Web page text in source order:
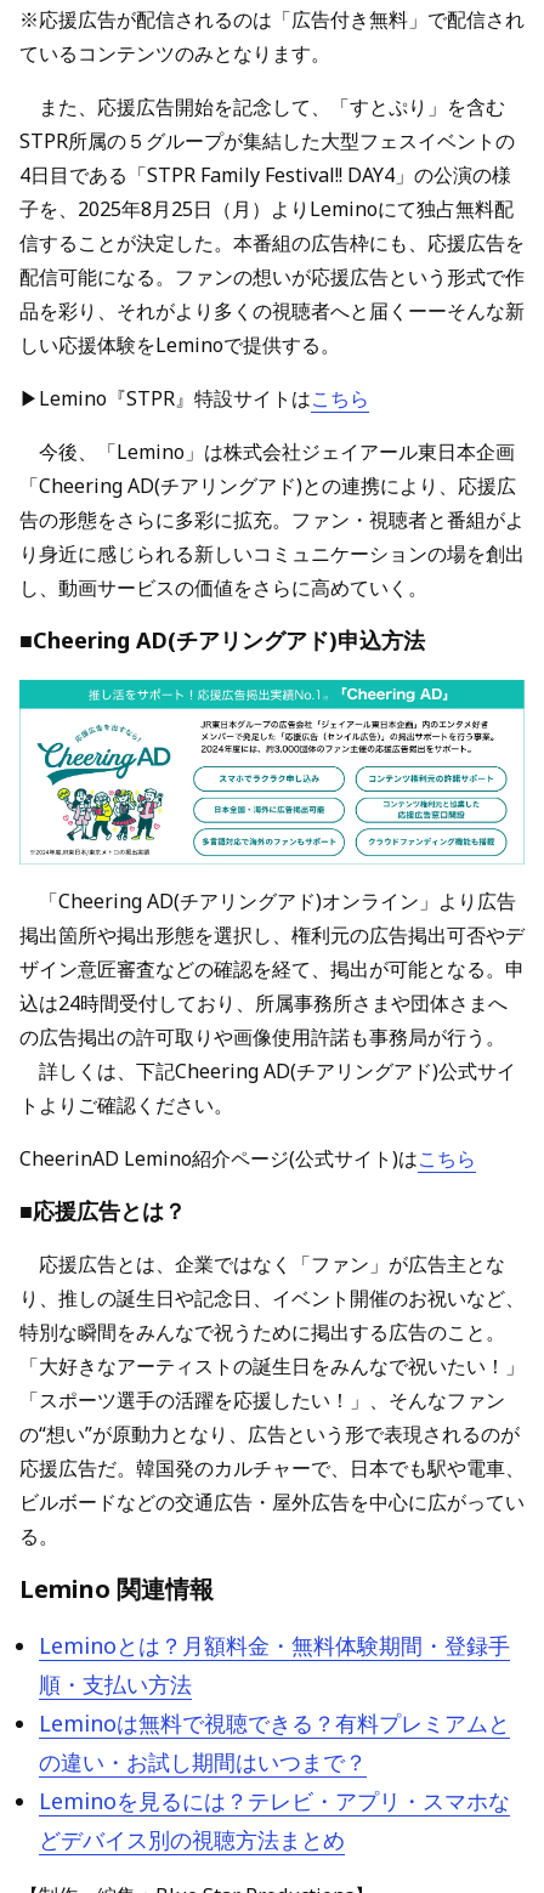
※応援広告が配信されるのは「広告付き無料」で配信され
ているコンテンツのみとなります。
また、応援広告開始を記念して、「すとぷり」を含む
STPR所属の５グループが集結した大型フェスイベントの
4日目である「STPR Family Festival!! DAY4」の公演の様
子を、2025年8月25日（月）よりLeminoにて独占無料配
信することが決定した。本番組の広告枠にも、応援広告を
配信可能になる。ファンの想いが応援広告という形式で作
品を彩り、それがより多くの視聴者へと届くーーそんな新
しい応援体験をLeminoで提供する。
▶Lemino『STPR』特設サイトはこちら
今後、「Lemino」は株式会社ジェイアール東日本企画
「Cheering AD(チアリングアド)との連携により、応援広
告の形態をさらに多彩に拡充。ファン・視聴者と番組がよ
り身近に感じられる新しいコミュニケーションの場を創出
し、動画サービスの価値をさらに高めていく。
■Cheering AD(チアリングアド)申込方法
「Cheering AD(チアリングアド)オンライン」より広告
掲出箇所や掲出形態を選択し、権利元の広告掲出可否やデ
ザイン意匠審査などの確認を経て、掲出が可能となる。申
込は24時間受付しており、所属事務所さまや団体さまへ
の広告掲出の許可取りや画像使用許諾も事務局が行う。
詳しくは、下記Cheering AD(チアリングアド)公式サイ
トよりご確認ください。
CheerinAD Lemino紹介ページ(公式サイト)はこちら
■応援広告とは？
応援広告とは、企業ではなく「ファン」が広告主とな
り、推しの誕生日や記念日、イベント開催のお祝いなど、
特別な瞬間をみんなで祝うために掲出する広告のこと。
「大好きなアーティストの誕生日をみんなで祝いたい！」
「スポーツ選手の活躍を応援したい！」、そんなファン
の“想い”が原動力となり、広告という形で表現されるのが
応援広告だ。韓国発のカルチャーで、日本でも駅や電車、
ビルボードなどの交通広告・屋外広告を中心に広がってい
る。
Lemino 関連情報
Leminoとは？月額料金・無料体験期間・登録手
順・支払い方法
Leminoは無料で視聴できる？有料プレミアムと
の違い・お試し期間はいつまで？
Leminoを見るには？テレビ・アプリ・スマホな
どデバイス別の視聴方法まとめ